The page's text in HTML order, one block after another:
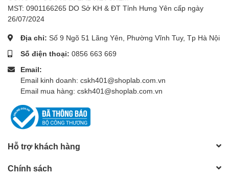
MST: 0901166265 DO Sở KH & ĐT Tỉnh Hưng Yên cấp ngày
26/07/2024
Địa chỉ: Số 9 Ngõ 51 Lãng Yên, Phường Vĩnh Tuy, Tp Hà Nội
Số điện thoại: 0856 663 669
Email:
Email kinh doanh: cskh401@shoplab.com.vn
Email mua hàng: cskh401@shoplab.com.vn
Hỗ trợ khách hàng
Chính sách